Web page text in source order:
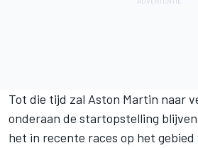
Tot die tijd zal Aston Martin naar
onderaan de startopstelling
het in recente races op het